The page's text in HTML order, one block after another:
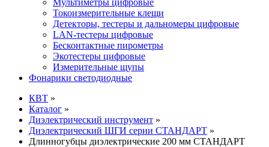
Мультиметры цифровые
Токоизмерительные клещи
Детекторы, тестеры и дальномеры цифровые
LAN-тестеры цифровые
Бесконтактные пирометры
Экотестеры цифровые
Измерительные щупы
Фонарики светодиодные
КВТ »
Каталог »
Диэлектрический инструмент »
Диэлектрический ШГИ серии СТАНДАРТ »
Длинногубцы диэлектрические 200 мм СТАНДАРТ